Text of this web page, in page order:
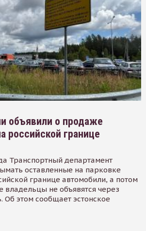
объявили о продаже
российской границе
Транспортный департамент
оставленные на парковке
границе автомобили, а потом
владельцы не объявятся через
Об этом сообщает эстонское